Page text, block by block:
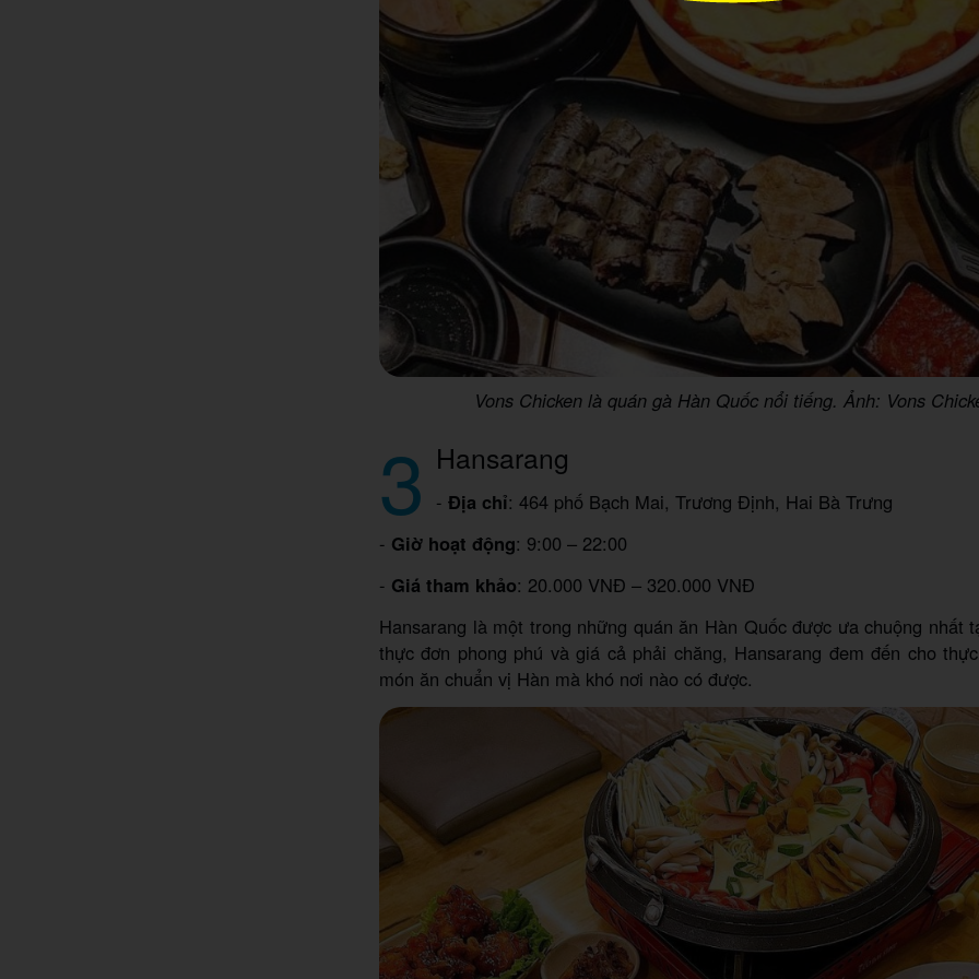
Vons Chicken là quán gà Hàn Quốc nổi tiếng. Ảnh: Vons
3 Hansarang
- Địa chỉ: 464 phố Bạch Mai, Trương Định, Hai Bà Trưng
- Giờ hoạt động: 9:00 – 22:00
- Giá tham khảo: 20.000 VNĐ – 320.000 VNĐ
Hansarang là một trong những quán ăn Hàn Quốc được ưa chuộng nhất
thực đơn phong phú và giá cả phải chăng, Hansarang đem đến cho
món ăn chuẩn vị Hàn mà khó nơi nào có được.